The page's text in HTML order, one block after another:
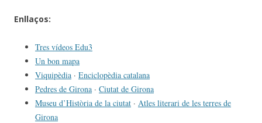
Enllaços:
Tres vídeos Edu3
Un bon mapa
Viquipèdia · Enciclopèdia catalana
Pedres de Girona · Ciutat de Girona
Museu d’Història de la ciutat · Atles literari de les terres de
Girona